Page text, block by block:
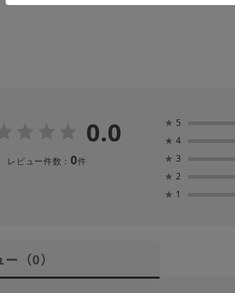
0.0
レビュー件数： 0件
★ 5
★ 4
★ 3
★ 2
★ 1
ー （0）